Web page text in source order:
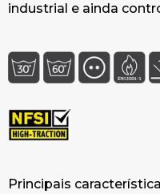
industrial e ainda
Principais